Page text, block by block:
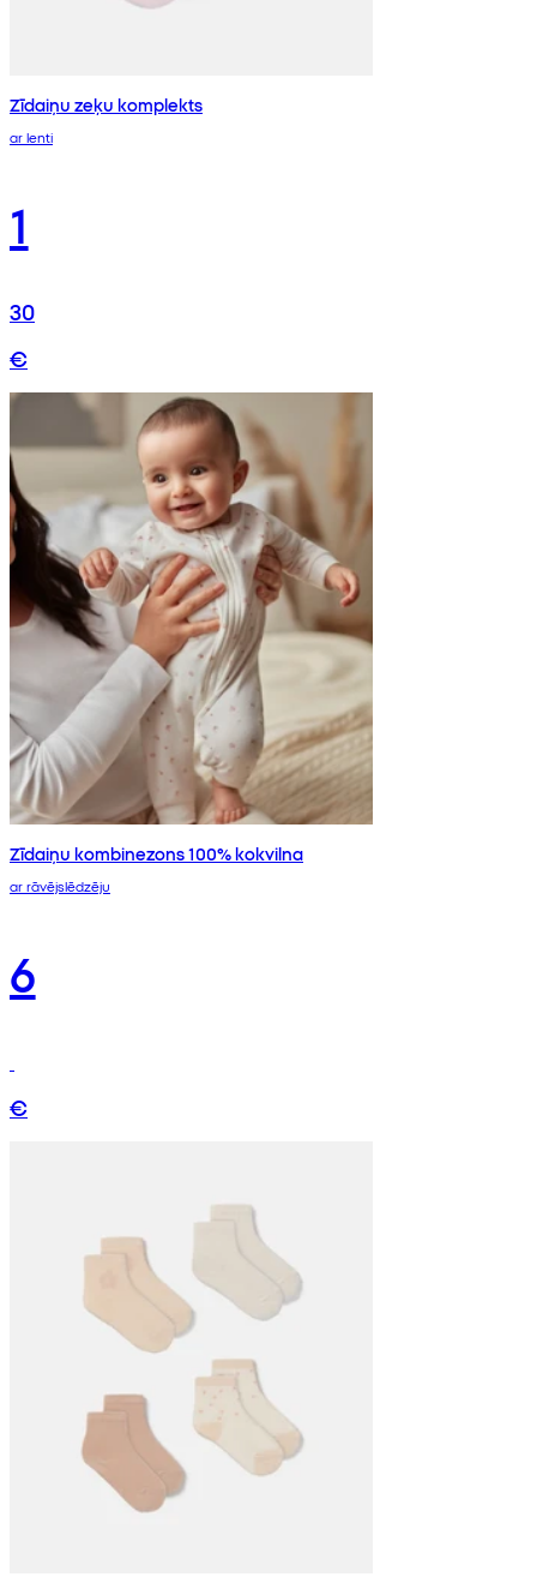
Zīdaiņu zeķu komplekts
ar lenti
1
30
€
Zīdaiņu kombinezons 100% kokvilna
ar rāvējslēdzēju
6
€